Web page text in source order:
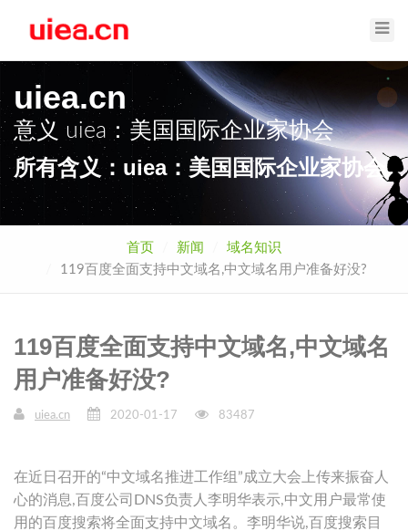
uiea.cn
意义uiea：美国国际企业家协会
所有含义：uiea：美国国际企业家协会
首页 新闻
域名知识
119百度全面支持中文域名,中文域名用户准备好没?
119百度全面支持中文域名,中文域名
用户准备好没?
uiea.cn 2020-01-17 83487
在近日召开的“中文域名推进工作组”成立大会上传来振奋人
心的消息,百度公司DNS负责人李明华表示,中文用户最常使
用的百度搜索将全面支持中文域名。李明华说,百度搜索目